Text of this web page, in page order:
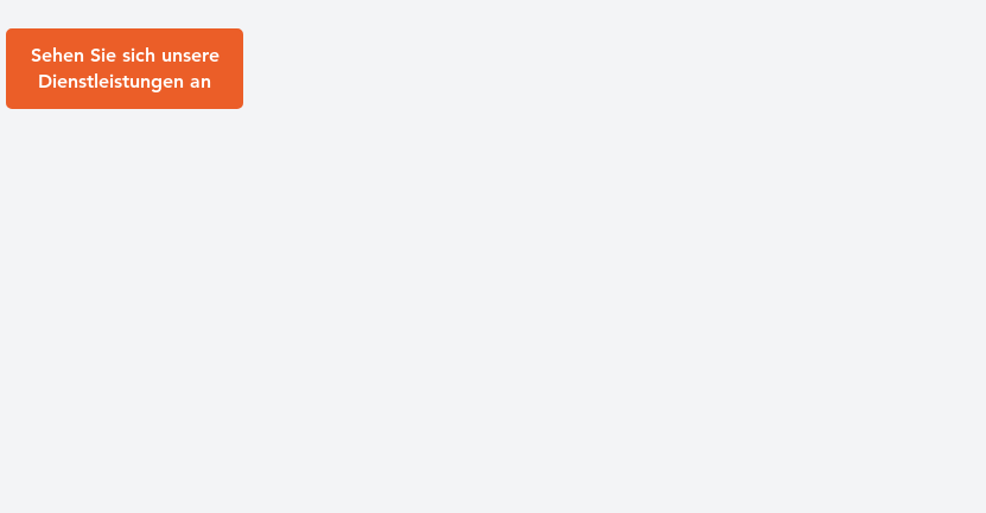
Sehen Sie sich unsere
Dienstleistungen an